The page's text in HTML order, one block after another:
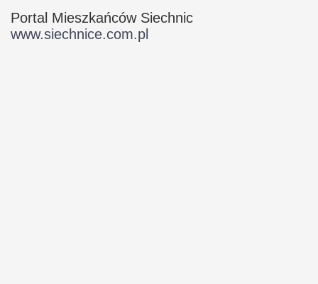
Portal Mieszkańców Siechnic
www.siechnice.com.pl